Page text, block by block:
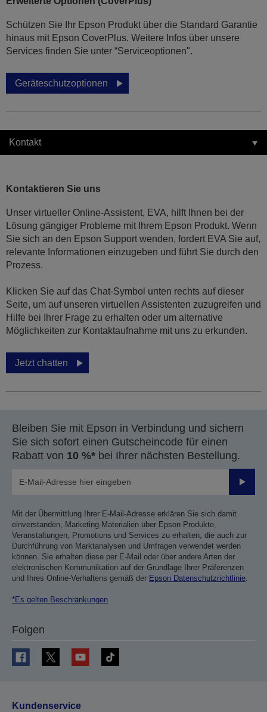
Schützen Sie Ihr Epson Produkt über die Standard Garantie
hinaus mit Epson CoverPlus. Weitere Infos über unsere
Services finden Sie unter “Serviceoptionen".
Geräteschutzoptionen
Kontakt
Kontaktieren Sie uns
Unser virtueller Online-Assistent, EVA, hilft Ihnen bei der
Lösung gängiger Probleme mit Ihrem Epson Produkt. Wenn
Sie sich an den Epson Support wenden, fordert EVA Sie auf,
relevante Informationen einzugeben und führt Sie durch den
Prozess.
Klicken Sie auf das Chat-Symbol unten rechts auf dieser
Seite, um auf unseren virtuellen Assistenten zuzugreifen und
Hilfe bei Ihrer Frage zu erhalten oder um alternative
Möglichkeiten zur Kontaktaufnahme mit uns zu erkunden.
Jetzt chatten
Bleiben Sie mit Epson in Verbindung und sichern
Sie sich sofort einen Gutscheincode für einen
Rabatt von 10 %* bei Ihrer nächsten Bestellung.
Mit der Übermittlung Ihrer E-Mail-Adresse erklären Sie sich damit
einverstanden, Marketing-Materialien über Epson Produkte,
Veranstaltungen, Promotions und Services zu erhalten, die auch zur
Durchführung von Marktanalysen und Umfragen verwendet werden
können. Sie erhalten diese per E-Mail oder über andere Arten der
elektronischen Kommunikation auf der Grundlage Ihrer Präferenzen
und Ihres Online-Verhaltens gemäß der Epson Datenschutzrichtlinie.
*Es gelten Beschränkungen
Folgen
Kundenservice